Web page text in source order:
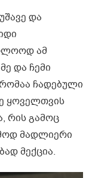
და
ამ
და ჩემი
ჩადებული
ყოველთვის
რის გამოც
მადლიერი
მექცია.